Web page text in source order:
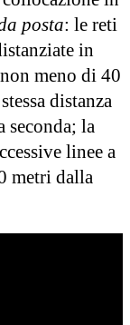
posta: le reti
in
meno di 40
distanza
seconda; la
linee a
metri dalla